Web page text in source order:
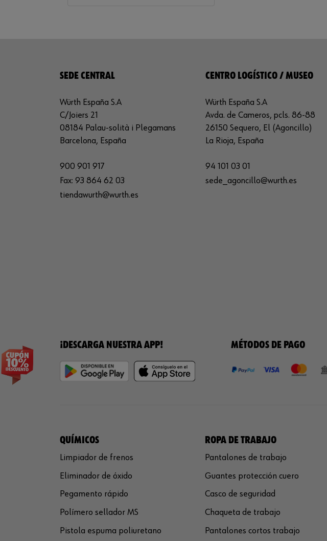
SEDE CENTRAL
Würth España S.A
C/Joiers 21
08184 Palau-solità i Plegamans
Barcelona, España
900 901 917
Fax: 93 864 62 03
tiendawurth@wurth.es
CENTRO LOGÍSTICO / MUSEO
Würth España S.A
Avda. de Cameros, pcls. 86-88
26150 Sequero, El (Agoncillo)
La Rioja, España
94 101 03 01
sede_agoncillo@wurth.es
¡DESCARGA NUESTRA APP! MÉTODOS DE PAGO
QUÍMICOS
Limpiador de frenos
Eliminador de óxido
Pegamento rápido
Polímero sellador MS
Pistola espuma poliuretano
ROPA DE TRABAJO
Pantalones de trabajo
Guantes protección cuero
Casco de seguridad
Chaqueta de trabajo
Pantalones cortos trabajo